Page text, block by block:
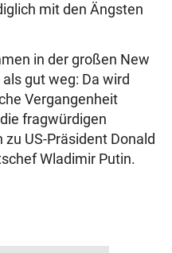
mit den Ängsten
in der großen New
gut weg: Da wird
Vergangenheit
fragwürdigen
US-Präsident Donald
Wladimir Putin.